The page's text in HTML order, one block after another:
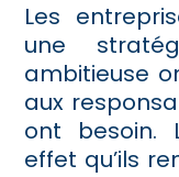
Les
une
ambitieuse
aux
ont besoin.
effet qu’ils